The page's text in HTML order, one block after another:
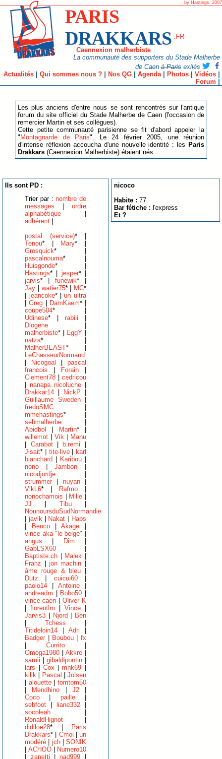
by Hastings, 2007
PARIS
DRAKKARS .FR
Caennexion malherbiste
La communauté des supporters du Stade Malherbe
de Caenà Parisexilés
Actualités| Qui sommes nous ?| Nos QG| Agenda| Photos| Vidéos|
Forum |
Les plus anciens d'entre nous se sont rencontrés sur l'antique
forum du site officiel du Stade Malherbe de Caen (l'occasion de
remercier Martin et ses collègues).
Cette petite communauté parisienne se fit d'abord appeler la
"Montagnarde de Paris". Le 24 février 2005, une réunion
d'intense réflexion accoucha d'une nouvelle identité : les Paris
Drakkars (Caennexion Malherbiste) étaient nés.
Ils sont PD :
Trier par :nombre de
messages
ordre
alphabétique
adhérent
postal (service)* |
Tenou* | Mary* |
Grosquick* |
pascalnouma* |
Huisgonde* |
Hastings* | jesper* |
jarvis* | funewik* |
Jay
watier75* | MC*
jeancoke* |un ultra
|Greg DamKaem* |
coupe504* |
Udinese* | rabiii
Diogene
malherbiste* | EggY
natza* |
MalherBEAST* |
LeChasseurNormand
Nicogoal
pascal
francois
Forain|
Clement78
cedricou
|nanapa nicoluche|
Drakkar14
NickP
Guillaume Sweden|
fredoSMC
mmehastings* |
sebmalherbe
Abidbol
Martin* |
willemot
Vik
Manu
Carabot| b.remi
Jisait* | tite-live|
karl
blanchard
Karibou|
nono |Jambon
nicodjordje
strummer
nuyan|
VikL6* | Rafmo|
nonochamois
Milie
JJ
Tibu|
NounoursduSudNormandie
|javik Nakat
Habs
Benco|Akage
vince aka "le belge"
angus
Dim
GabLSX60
Baptiste.ch
Malek
Franz
jon machin
âme rouge & bleu
Dutz
cuicui60|
paolo14
Antoine|
andreadm
Bobo50
vince-caen
Oliver K
|florentlm Vince|
Jarvis3
Njord
Ben
Tchess
Titideloin14
Adri
Badger
Boubou
fx
Currito
Omega1980
Akkre|
samii
gibaldipontin|
lars
Cox |mnk69
kilik
Pascal
Jolsen
alouette| tomtom50
Mendhino J2|
Coco
paille|
sebfoot
liane332|
socoleah
RonaldHignot
didiloe28* |
Paris
Drakkars* | Cmoi
un
modéré
jch| SONIK
ACHOO|
Numero10
zanetti |nad999
nicoco
Habite : 77
Bar fétiche : l'express
Et ?